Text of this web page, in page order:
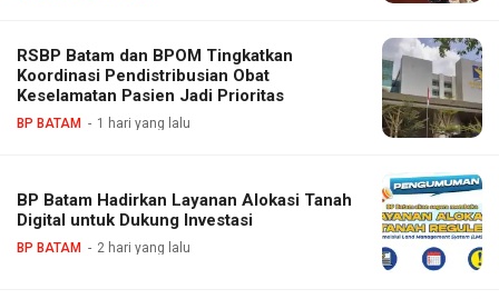
RSBP Batam dan BPOM Tingkatkan
Koordinasi Pendistribusian Obat
Keselamatan Pasien Jadi Prioritas
BP BATAM 1 hari yang lalu
BP Batam Hadirkan Layanan Alokasi Tanah
Digital untuk Dukung Investasi
BP BATAM 2 hari yang lalu